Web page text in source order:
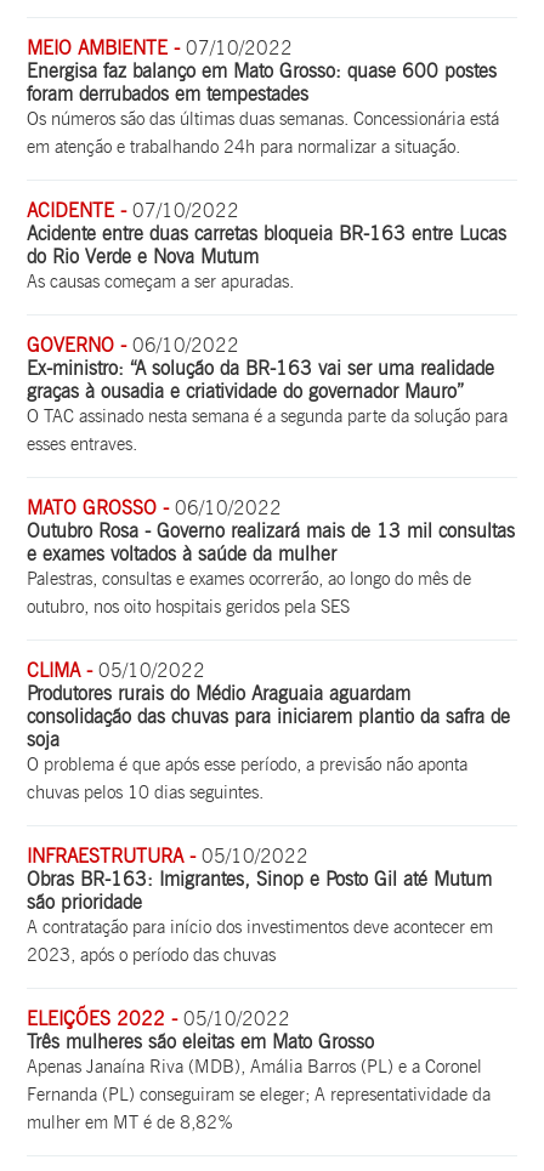
MEIO AMBIENTE -07/10/2022
Energisa faz balanço em Mato Grosso: quase 600 postes
foram derrubados em tempestades
Os números são das últimas duas semanas. Concessionária está
em atenção e trabalhando 24h para normalizar a situação.
ACIDENTE -07/10/2022
Acidente entre duas carretas bloqueia BR-163 entre Lucas
do Rio Verde e Nova Mutum
As causas começam a ser apuradas.
GOVERNO -06/10/2022
Ex-ministro: “A solução da BR-163 vai ser uma realidade
graças à ousadia e criatividade do governador Mauro”
O TAC assinado nesta semana é a segunda parte da solução para
esses entraves.
MATO GROSSO -06/10/2022
Outubro Rosa - Governo realizará mais de 13 mil consultas
e exames voltados à saúde da mulher
Palestras, consultas e exames ocorrerão, ao longo do mês de
outubro, nos oito hospitais geridos pela SES
CLIMA -05/10/2022
Produtores rurais do Médio Araguaia aguardam
consolidação das chuvas para iniciarem plantio da safra de
soja
O problema é que após esse período, a previsão não aponta
chuvas pelos 10 dias seguintes.
INFRAESTRUTURA -05/10/2022
Obras BR-163: Imigrantes, Sinop e Posto Gil até Mutum
são prioridade
A contratação para início dos investimentos deve acontecer em
2023, após o período das chuvas
ELEIÇÕES 2022 -05/10/2022
Três mulheres são eleitas em Mato Grosso
Apenas Janaína Riva (MDB), Amália Barros (PL) e a Coronel
Fernanda (PL) conseguiram se eleger; A representatividade da
mulher em MT é de 8,82%